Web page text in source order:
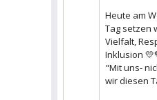
Heute am
Tag setzen
Vielfalt,
Inklusion
"Mit uns-
wir diesen